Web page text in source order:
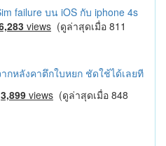
failure บน iOS กับ iphone 4s
views (ดูล่าสุดเมื่อ 811
กหลังคาตึกใบหยก ชัดใช้ได้เลยที
3,899 views (ดูล่าสุดเมื่อ 848